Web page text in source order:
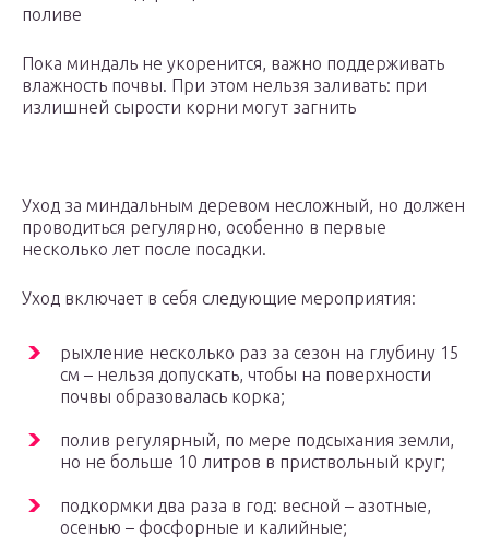
поливе
Пока миндаль не укоренится, важно поддерживать
влажность почвы. При этом нельзя заливать: при
излишней сырости корни могут загнить
Уход за миндальным деревом несложный, но должен
проводиться регулярно, особенно в первые
несколько лет после посадки.
Уход включает в себя следующие мероприятия:
рыхление несколько раз за сезон на глубину 15
см – нельзя допускать, чтобы на поверхности
почвы образовалась корка;
полив регулярный, по мере подсыхания земли,
но не больше 10 литров в приствольный круг;
подкормки два раза в год: весной – азотные,
осенью – фосфорные и калийные;